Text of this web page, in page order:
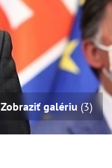
Zobraziť galériu(3)